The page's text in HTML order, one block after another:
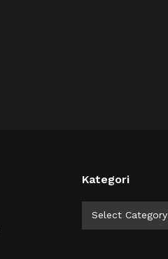
Kategori
Select Category